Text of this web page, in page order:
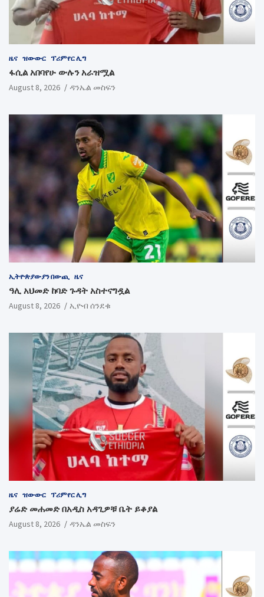
ዜና ዝውውር ፕሪምየር ሊግ
ፋሲል አበባየሁ ውሉን አራዝሟል
August 8, 2026 ዳንኤል መስፍን
ኢትዮጵያውያን በውጪ ዜና
ዓሊ አህመድ ከባድ ጉዳት አስተናግዷል
August 8, 2026 ኢዮብ ሰንደቁ
ዜና ዝውውር ፕሪምየር ሊግ
ያሬድ መሐመድ በአዲስ አዳጊዎቹ ቤት ይቆያል
August 8, 2026 ዳንኤል መስፍን